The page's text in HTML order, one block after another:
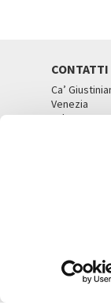
CONTATTI
Ca’
Venezia
Tel. 041